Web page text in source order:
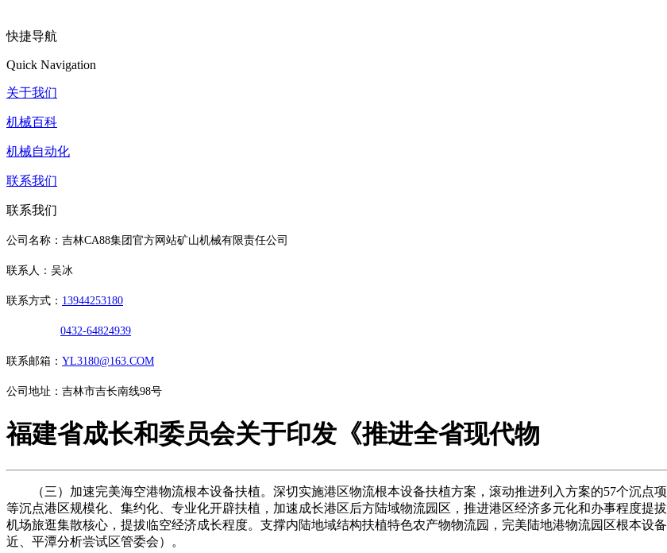
快捷导航
Quick Navigation
关于我们
机械百科
机械自动化
联系我们
联系我们
公司名称：吉林CA88集团官方网站矿山机械有限责任公司
联系人：吴冰
联系方式： 13944253180
0432-64824939
联系邮箱： YL3180@163.COM
公司地址：吉林市吉长南线98号
福建省成长和委员会关于印发《推进全省现代物
（三）加速完美海空港物流根本设备扶植。深切实施港区物流根本设备扶植方案，滚动推进列入方案的57个沉点
等沉点港区规模化、集约化、专业化开辟扶植，加速成长港区后方陆域物流园区，推进港区经济多元化和办事程度提
机场旅逛集散核心，提拔临空经济成长程度。支撑内陆地域结构扶植特色农产物物流园，完美陆地港物流园区根本设
近、平潭分析尝试区管委会）。